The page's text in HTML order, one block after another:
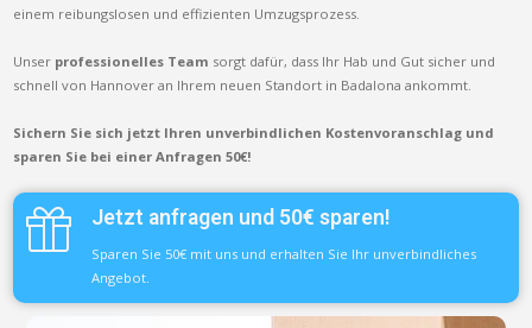
einem reibungslosen und effizienten Umzugsprozess.
Unser professionelles Team sorgt dafür, dass Ihr Hab und Gut sicher und
schnell von Hannover an Ihrem neuen Standort in Badalona ankommt.
Sichern Sie sich jetzt Ihren unverbindlichen Kostenvoranschlag und
sparen Sie bei einer Anfragen 50€!
Jetzt anfragen und 50€ sparen!
Sparen Sie 50€ mit uns und erhalten Sie Ihr unverbindliches
Angebot.